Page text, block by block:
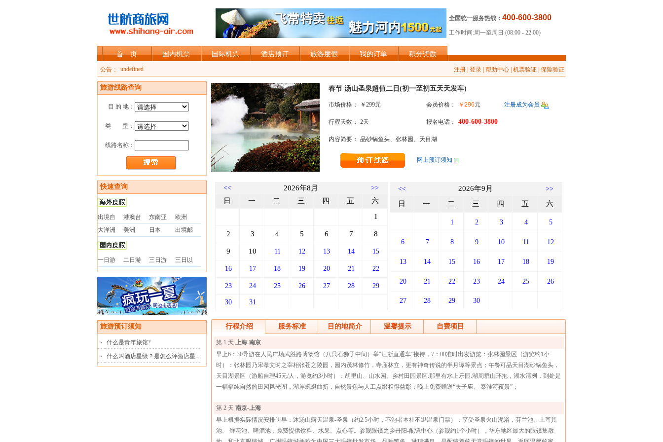
全国统一服务热线： 400-600-3800
工作时间:周一至周日 (08:00 - 22:00)
首 页 国内机票 国际机票 酒店预订 旅游度假 我的订单 积分奖励
公告：
加入shihang-air会员，可享受会员折扣
undefined
注册 登录 帮助中心 机票验证 保险验证
旅游线路查询
目 的 地：
类 型：
线路名称：
快速查询
出境自 港澳台 东南亚
欧洲
大洋洲
美洲 日本 出境邮
一日游 二日游 三日游 三日以
旅游预订须知
什么是青年旅馆?
什么叫酒店星级？是怎么评酒店星..
春节 汤山圣泉超值二日 (初一至初五天天发车)
市场价格： ￥299元 会员价格： ￥296元 注册成为会员
行程天数： 2天 报名电话： 400-600-3800
内容简要： 品砂锅鱼头、张林园、天目湖
网上预订须知
<< 2026年8月 >>
日 一 二 三 四 五
六
1
2 3 4 5 6 7 8
9 10 11 12 13 14 15
16 17 18 19 20 21 22
23 24 25 26 27 28 29
30 31
<< 2026年9月 >>
日 一 二 三 四 五 六
1 2 3 4 5
6 7 8 9 10 11 12
13 14 15 16 17 18 19
20 21 22 23 24 25 26
27 28 29 30
行程介绍 服务标准 目的地简介 温馨提示 自费项目
第 1 天 上海-南京
早上6：30导游在人民广场武胜路博物馆（八只石狮子中间）举“江浙直通车”接待，7：00准时出发游览：张林园景区（游览约1小
时）：张林园乃宋孝文时之宰相张苍之陵园，园内茂林修竹，寺庙林立，更有神奇传说的半月谭等景点；午餐可品天目湖砂锅鱼头，
天目湖景区（游船自理45元/人，游览约3小时）：胡里山、山水园、乡村田园景区:那里有水上乐园.湖周群山环抱，湖水清冽，到处是
一幅幅纯自然的田园风光图，湖岸蜿蜒曲折，自然景色与人工点缀相得益彰；晚上免费赠送“夫子庙、 秦淮河夜景”；
第 2 天 南京-上海
早上根据实际情况安排叫早：沐汤山露天温泉-圣泉（约2.5小时，不泡者本社不退温泉门票）：享受圣泉火山泥浴，芬兰池、土耳其
池、 鲜花池、啤酒池，免费提供饮料、水果、点心等。参观眼镜之乡丹阳-配镜中心（参观约1个小时），华东地区最大的眼镜集散